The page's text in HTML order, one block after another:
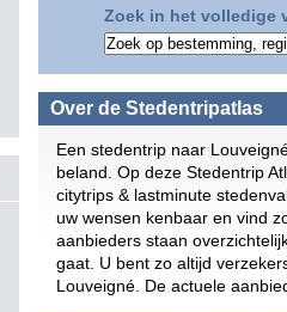
Zoek in het volledige
Over de Stedentripatlas
Een stedentrip naar
beland. Op deze Stedentrip
citytrips & lastminute
uw wensen kenbaar en vind
aanbieders staan
gaat. U bent zo altijd
Louveigné. De actuele